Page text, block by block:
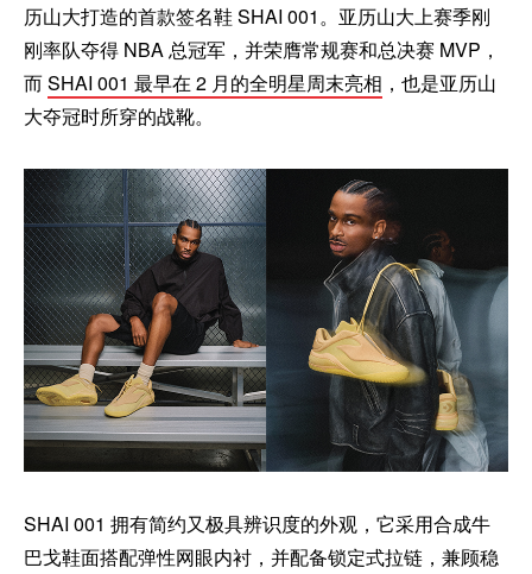
历山大打造的首款签名鞋 SHAI 001。亚历山大上赛季刚
刚率队夺得 NBA 总冠军，并荣膺常规赛和总决赛 MVP，
而SHAI 001 最早在 2 月的全明星周末亮相 ，也是亚历山
大夺冠时所穿的战靴。
SHAI 001 拥有简约又极具辨识度的外观，它采用合成牛
巴戈鞋面搭配弹性网眼内衬，并配备锁定式拉链，兼顾稳